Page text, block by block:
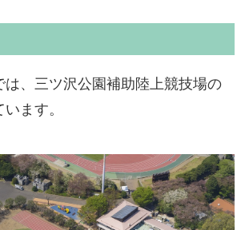
は、三ツ沢公園補助陸上競技場の
ます。